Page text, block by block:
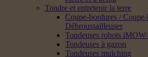
Tondre et entretenir la terre
Coupe-bordures /
Débroussailleuses
Tondeuses robots
Tondeuses à gazon
Tondeuses mulching